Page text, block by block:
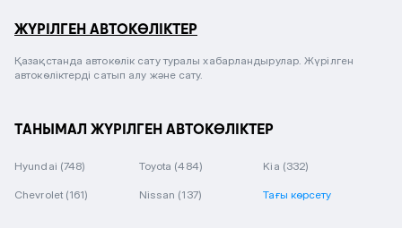
ЖҮРІЛГЕН АВТОКӨЛІКТЕР
Қазақстанда автокөлік сату туралы хабарландырулар. Жүрілген
автокөліктерді сатып алу және сату.
ТАНЫМАЛ ЖҮРІЛГЕН АВТОКӨЛІКТЕР
Hyundai (748) Toyota (484) Kia (332)
Chevrolet (161) Nissan (137) Тағы көрсету